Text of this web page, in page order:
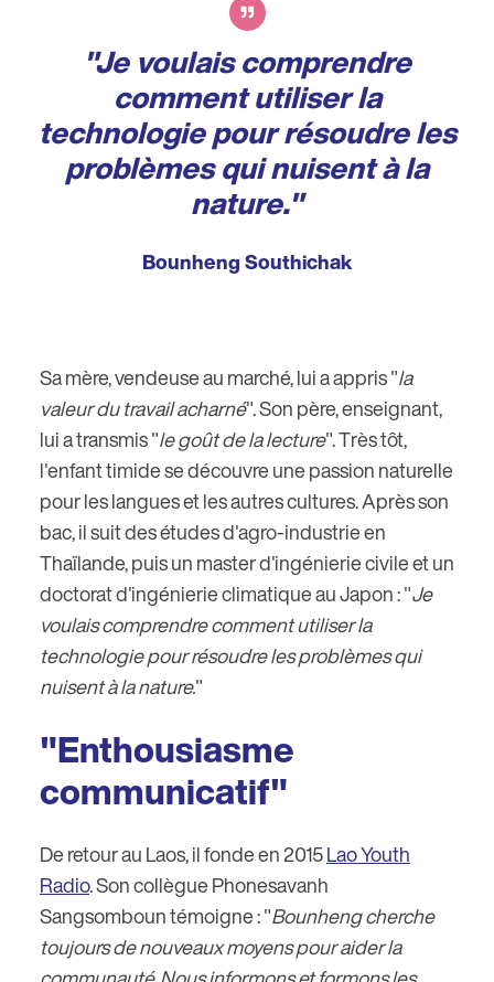
"Je voulais comprendre
comment utiliser la
technologie pour résoudre les
problèmes qui nuisent à la
nature."
Bounheng Southichak
Sa mère, vendeuse au marché, lui a appris "la
valeur du travail acharné". Son père, enseignant,
lui a transmis "le goût de la lecture". Très tôt,
l'enfant timide se découvre une passion naturelle
pour les langues et les autres cultures. Après son
bac, il suit des études d'agro-industrie en
Thaïlande, puis un master d'ingénierie civile et un
doctorat d'ingénierie climatique au Japon : "Je
voulais comprendre comment utiliser la
technologie pour résoudre les problèmes qui
nuisent à la nature."
"Enthousiasme
communicatif"
De retour au Laos, il fonde en 2015Lao Youth
Radio. Son collègue Phonesavanh
Sangsomboun témoigne : "Bounheng cherche
toujours de nouveaux moyens pour aider la